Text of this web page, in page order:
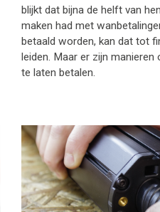
blijkt dat bijna de helft van
maken had met
betaald worden, kan dat tot
leiden. Maar er zijn
te laten betalen.